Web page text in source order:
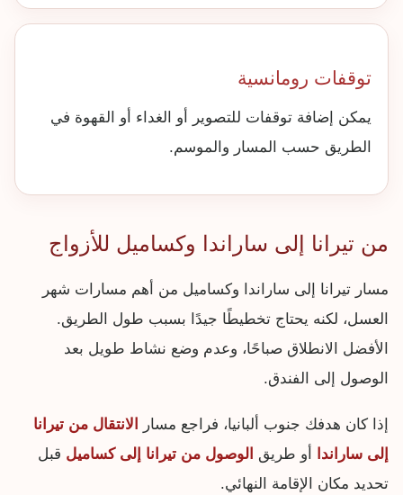
توقفات رومانسية
يمكن إضافة توقفات للتصوير أو الغداء أو القهوة في
الطريق حسب المسار والموسم.
من تيرانا إلى ساراندا وكساميل للأزواج
مسار تيرانا إلى ساراندا وكساميل من أهم مسارات شهر
العسل، لكنه يحتاج تخطيطًا جيدًا بسبب طول الطريق.
الأفضل الانطلاق صباحًا، وعدم وضع نشاط طويل بعد
الوصول إلى الفندق.
إذا كان هدفك جنوب ألبانيا، فراجع مسار
الانتقال من تيرانا
إلى ساراندا
أو طريق الوصول من تيرانا إلى كساميل قبل
تحديد مكان الإقامة النهائي.